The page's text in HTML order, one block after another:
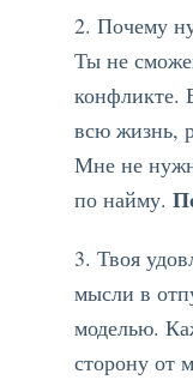
2. Почему
Ты не
конфликте.
всю жизнь,
Мне не
по найму.
3. Твоя
мысли в
моделью.
сторону от